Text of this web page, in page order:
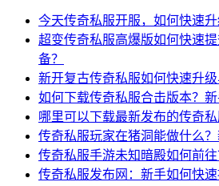
今天传奇私服开服，如何快速升
超变传奇私服高爆版如何快速
备？
新开复古传奇私服如何快速升级
如何下载传奇私服合击版本？
哪里可以下载最新发布的传奇私
传奇私服玩家在猪洞能做什么
传奇私服手游未知暗殿如何前
传奇私服发布网：新手如何快速